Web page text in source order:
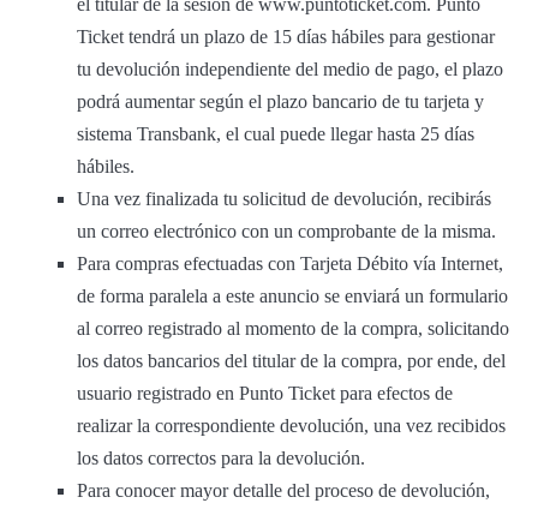
el titular de la sesión de www.puntoticket.com. Punto
Ticket tendrá un plazo de 15 días hábiles para gestionar
tu devolución independiente del medio de pago, el plazo
podrá aumentar según el plazo bancario de tu tarjeta y
sistema Transbank, el cual puede llegar hasta 25 días
hábiles.
Una vez finalizada tu solicitud de devolución, recibirás
un correo electrónico con un comprobante de la misma.
Para compras efectuadas con Tarjeta Débito vía Internet,
de forma paralela a este anuncio se enviará un formulario
al correo registrado al momento de la compra, solicitando
los datos bancarios del titular de la compra, por ende, del
usuario registrado en Punto Ticket para efectos de
realizar la correspondiente devolución, una vez recibidos
los datos correctos para la devolución.
Para conocer mayor detalle del proceso de devolución,